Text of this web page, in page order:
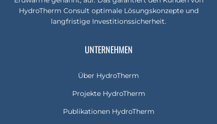
HydroTherm Consult optimale Lösungskonzepte und
langfristige Investitionssicherheit.
UNTERNEHMEN
Über HydroTherm
Projekte HydroTherm
Publikationen HydroTherm